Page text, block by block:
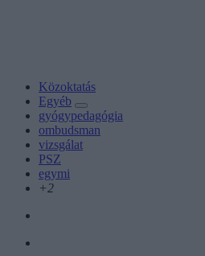
Közoktatás
Egyéb
gyógypedagógia
ombudsman
vizsgálat
PSZ
egymi
+2